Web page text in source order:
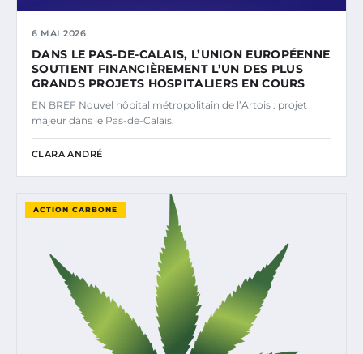
6 MAI 2026
DANS LE PAS-DE-CALAIS, L’UNION EUROPÉENNE
SOUTIENT FINANCIÈREMENT L’UN DES PLUS
GRANDS PROJETS HOSPITALIERS EN COURS
EN BREF Nouvel hôpital métropolitain de l’Artois : projet
majeur dans le Pas-de-Calais.
CLARA ANDRÉ
ACTION CARBONE